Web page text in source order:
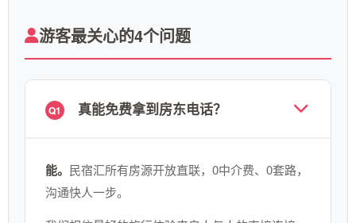
游客最关心的4个问题
Q1 真能免费拿到房东电话？
能。 民宿汇所有房源开放直联，0中介费、0套路，
沟通快人一步。